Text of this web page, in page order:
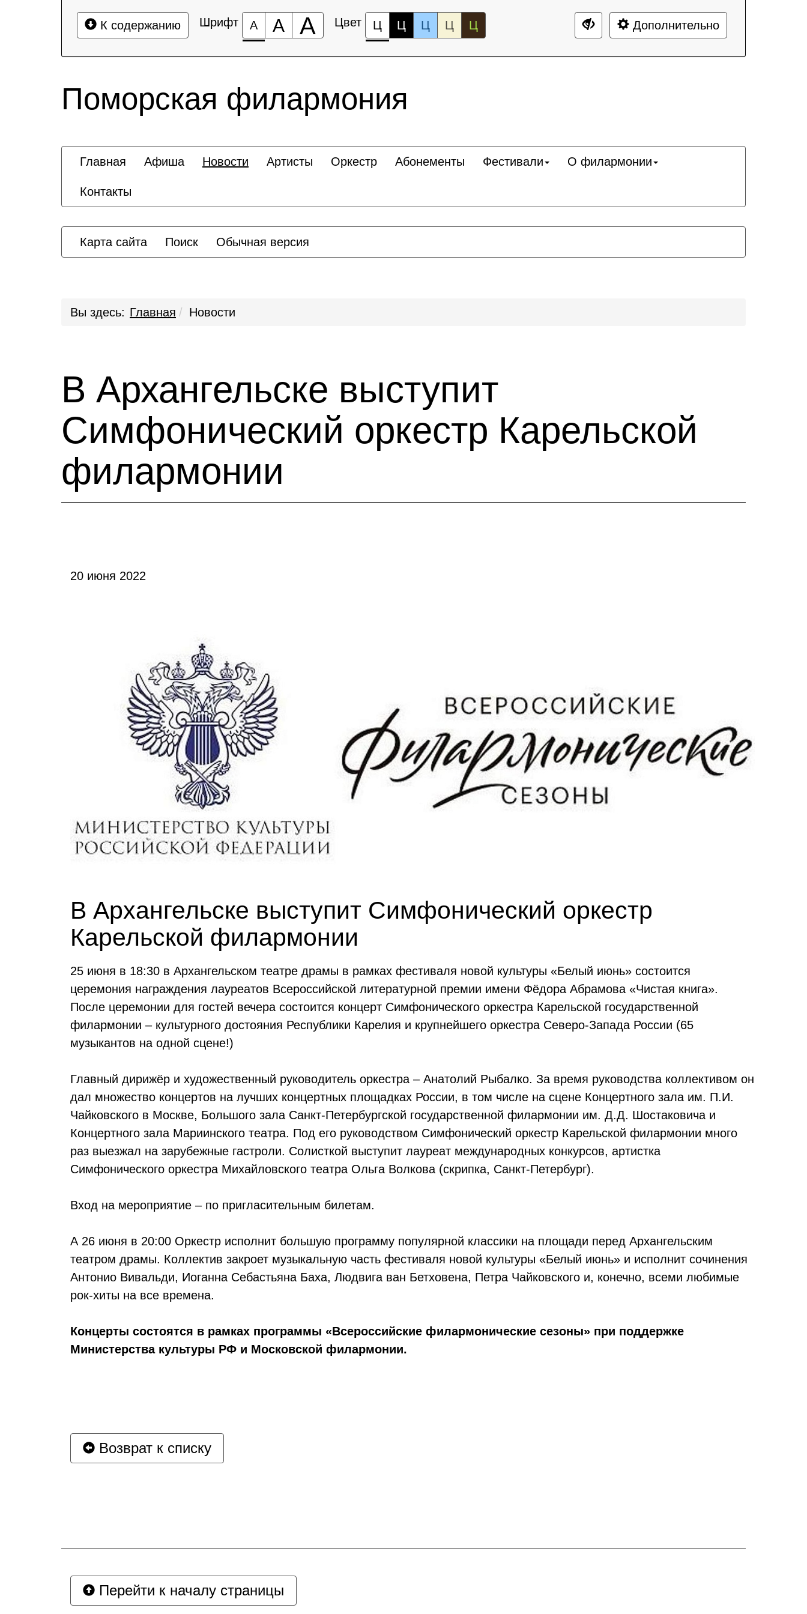
К содержанию Шрифт А А А Цвет Ц Ц Ц Ц Ц Дополнительно
Поморская филармония
Главная Афиша Новости Артисты Оркестр Абонементы Фестивали О филармонии
Контакты
Карта сайта Поиск Обычная версия
Вы здесь: Главная Новости
В Архангельске выступит
Симфонический оркестр Карельской
филармонии
20 июня 2022
В Архангельске выступит Симфонический оркестр
Карельской филармонии
25 июня в 18:30 в Архангельском театре драмы в рамках фестиваля новой культуры «Белый июнь» состоится
церемония награждения лауреатов Всероссийской литературной премии имени Фёдора Абрамова «Чистая книга».
После церемонии для гостей вечера состоится концерт Симфонического оркестра Карельской государственной
филармонии – культурного достояния Республики Карелия и крупнейшего оркестра Северо-Запада России (65
музыкантов на одной сцене!)
Главный дирижёр и художественный руководитель оркестра – Анатолий Рыбалко. За время руководства коллективом он
дал множество концертов на лучших концертных площадках России, в том числе на сцене Концертного зала им. П.И.
Чайковского в Москве, Большого зала Санкт-Петербургской государственной филармонии им. Д.Д. Шостаковича и
Концертного зала Мариинского театра. Под его руководством Симфонический оркестр Карельской филармонии много
раз выезжал на зарубежные гастроли. Солисткой выступит лауреат международных конкурсов, артистка
Симфонического оркестра Михайловского театра Ольга Волкова (скрипка, Санкт-Петербург).
Вход на мероприятие – по пригласительным билетам.
А 26 июня в 20:00 Оркестр исполнит большую программу популярной классики на площади перед Архангельским
театром драмы. Коллектив закроет музыкальную часть фестиваля новой культуры «Белый июнь» и исполнит сочинения
Антонио Вивальди, Иоганна Себастьяна Баха, Людвига ван Бетховена, Петра Чайковского и, конечно, всеми любимые
рок-хиты на все времена.
Концерты состоятся в рамках программы «Всероссийские филармонические сезоны» при поддержке
Министерства культуры РФ и Московской филармонии.
Возврат к списку
Перейти к началу страницы